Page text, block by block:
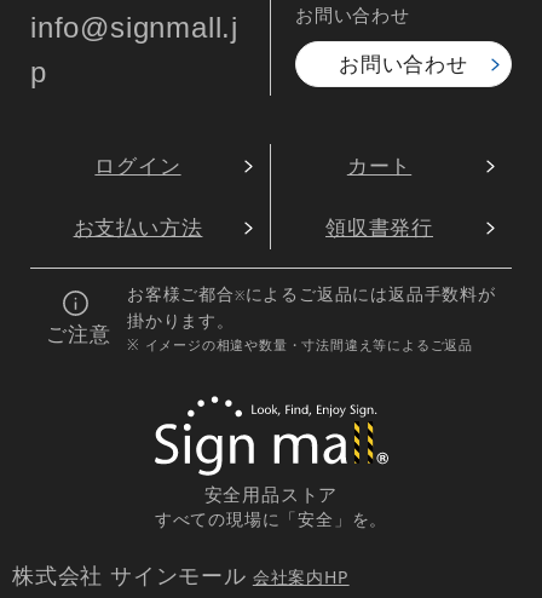
info@signmall.j
p
お問い合わせ
お問い合わせ
ログイン カート
お支払い方法 領収書発行
ご注意
お客様ご都合※によるご返品には返品手数料が
掛かります。
※ イメージの相違や数量・寸法間違え等によるご返品
安全用品ストア
すべての現場に「安全」を。
株式会社 サインモール 会社案内HP